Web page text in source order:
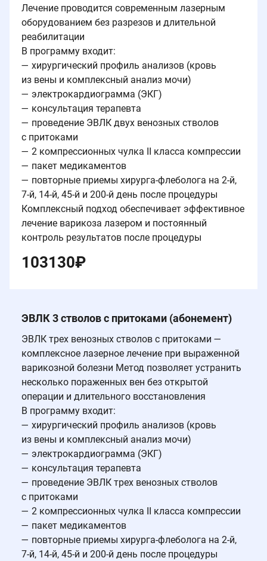
Лечение проводится современным лазерным
оборудованием без разрезов и длительной
реабилитации
В программу входит:
— хирургический профиль анализов (кровь
из вены и комплексный анализ мочи)
— электрокардиограмма (ЭКГ)
— консультация терапевта
— проведение ЭВЛК двух венозных стволов
с притоками
— 2 компрессионных чулка II класса компрессии
— пакет медикаментов
— повторные приемы хирурга-флеболога на 2-й,
7-й, 14-й, 45-й и 200-й день после процедуры
Комплексный подход обеспечивает эффективное
лечение варикоза лазером и постоянный
контроль результатов после процедуры
103130₽
ЭВЛК 3 стволов с притоками (абонемент)
ЭВЛК трех венозных стволов с притоками —
комплексное лазерное лечение при выраженной
варикозной болезни Метод позволяет устранить
несколько пораженных вен без открытой
операции и длительного восстановления
В программу входит:
— хирургический профиль анализов (кровь
из вены и комплексный анализ мочи)
— электрокардиограмма (ЭКГ)
— консультация терапевта
— проведение ЭВЛК трех венозных стволов
с притоками
— 2 компрессионных чулка II класса компрессии
— пакет медикаментов
— повторные приемы хирурга-флеболога на 2-й,
7-й, 14-й, 45-й и 200-й день после процедуры